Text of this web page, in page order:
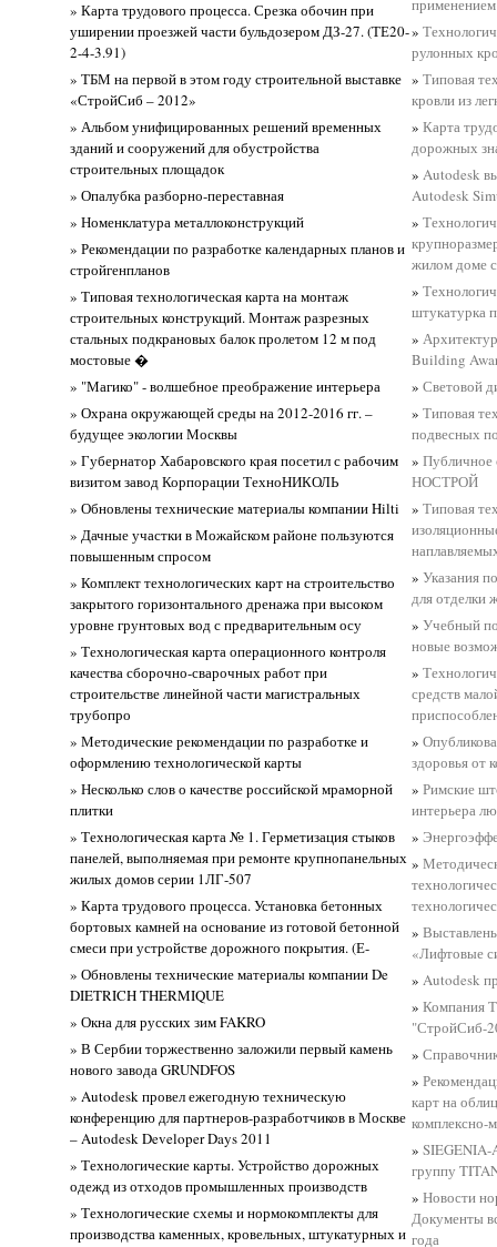
» Карта трудового процесса. Срезка обочин при
уширении проезжей части бульдозером ДЗ-27. (ТЕ20-
2-4-3.91)
» ТБМ на первой в этом году строительной выставке
«СтройСиб – 2012»
» Альбом унифицированных решений временных
зданий и сооружений для обустройства
строительных площадок
» Опалубка разборно-переставная
» Номенклатура металлоконструкций
» Рекомендации по разработке календарных планов и
стройгенпланов
» Типовая технологическая карта на монтаж
строительных конструкций. Монтаж разрезных
стальных подкрановых балок пролетом 12 м под
мостовые �
» "Магико" - волшебное преображение интерьера
» Охрана окружающей среды на 2012-2016 гг. –
будущее экологии Москвы
» Губернатор Хабаровского края посетил с рабочим
визитом завод Корпорации ТехноНИКОЛЬ
» Обновлены технические материалы компании Hilti
» Дачные участки в Можайском районе пользуются
повышенным спросом
» Комплект технологических карт на строительство
закрытого горизонтального дренажа при высоком
уровне грунтовых вод с предварительным осу
» Технологическая карта операционного контроля
качества сборочно-сварочных работ при
строительстве линейной части магистральных
трубопро
» Методические рекомендации по разработке и
оформлению технологической карты
» Несколько слов о качестве российской мраморной
плитки
» Технологическая карта № 1. Герметизация стыков
панелей, выполняемая при ремонте крупнопанельных
жилых домов серии 1ЛГ-507
» Карта трудового процесса. Установка бетонных
бортовых камней на основание из готовой бетонной
смеси при устройстве дорожного покрытия. (Е-
» Обновлены технические материалы компании De
DIETRICH THERMIQUE
» Окна для русских зим FAKRO
» В Сербии торжественно заложили первый камень
нового завода GRUNDFOS
» Autodesk провел ежегодную техническую
конференцию для партнеров-разработчиков в Москве
– Autodesk Developer Days 2011
» Технологические карты. Устройство дорожных
одежд из отходов промышленных производств
» Технологические схемы и нормокомплекты для
производства каменных, кровельных, штукатурных и
»
рулонных
»Типовая
кровли из
»Карта
дорожных
»Autodesk
Autodesk
»
жилом доме
»
штукатурка
»
Building
»Световой
»Типовая
подвесных
»Публичное
НОСТРОЙ
»Типовая
»Указания
для отделки
»Учебный
новые
»
средств
»
здоровья от
»Римские
интерьера
»
»
»
«Лифтовые
»Autodesk
»Компания
"СтройСиб-
»
»
карт на
комплексно-
»SIEGENIA-
группу
»Новости
Документы
года